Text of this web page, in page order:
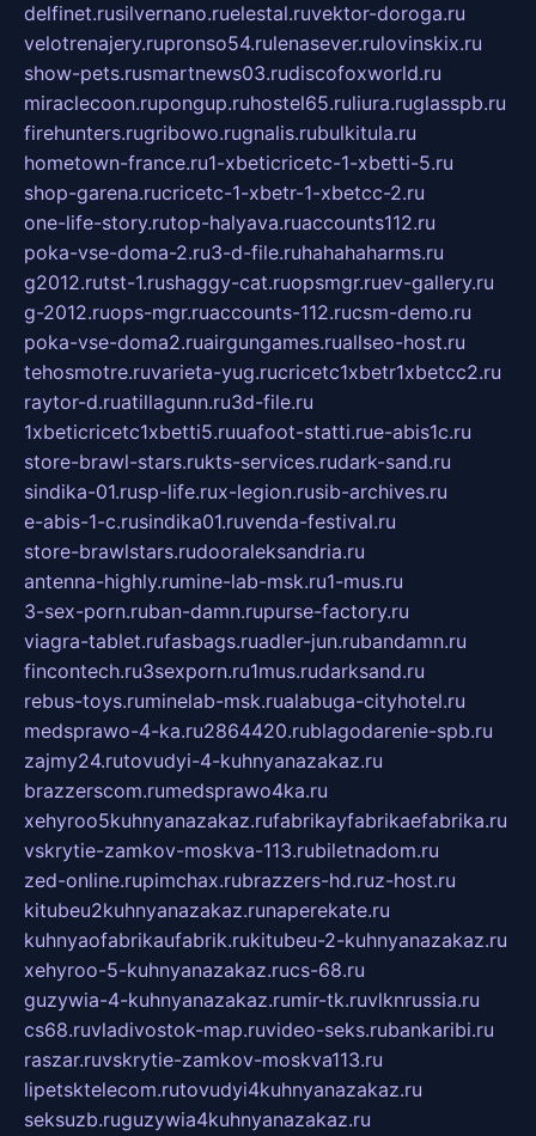
delfinet.rusilvernano.ruelestal.ruvektor-doroga.ru
velotrenajery.rupronso54.rulenasever.rulovinskix.ru
show-pets.rusmartnews03.rudiscofoxworld.ru
miraclecoon.rupongup.ruhostel65.ruliura.ruglasspb.ru
firehunters.rugribowo.rugnalis.rubulkitula.ru
hometown-france.ru1-xbeticricetc-1-xbetti-5.ru
shop-garena.rucricetc-1-xbetr-1-xbetcc-2.ru
one-life-story.rutop-halyava.ruaccounts112.ru
poka-vse-doma-2.ru3-d-file.ruhahahaharms.ru
g2012.rutst-1.rushaggy-cat.ruopsmgr.ruev-gallery.ru
g-2012.ruops-mgr.ruaccounts-112.rucsm-demo.ru
poka-vse-doma2.ruairgungames.ruallseo-host.ru
tehosmotre.ruvarieta-yug.rucricetc1xbetr1xbetcc2.ru
raytor-d.ruatillagunn.ru3d-file.ru
1xbeticricetc1xbetti5.ruuafoot-statti.rue-abis1c.ru
store-brawl-stars.rukts-services.rudark-sand.ru
sindika-01.rusp-life.rux-legion.rusib-archives.ru
e-abis-1-c.rusindika01.ruvenda-festival.ru
store-brawlstars.rudooraleksandria.ru
antenna-highly.rumine-lab-msk.ru1-mus.ru
3-sex-porn.ruban-damn.rupurse-factory.ru
viagra-tablet.rufasbags.ruadler-jun.rubandamn.ru
fincontech.ru3sexporn.ru1mus.rudarksand.ru
rebus-toys.ruminelab-msk.rualabuga-cityhotel.ru
medsprawo-4-ka.ru2864420.rublagodarenie-spb.ru
zajmy24.rutovudyi-4-kuhnyanazakaz.ru
brazzerscom.rumedsprawo4ka.ru
xehyroo5kuhnyanazakaz.rufabrikayfabrikaefabrika.ru
vskrytie-zamkov-moskva-113.rubiletnadom.ru
zed-online.rupimchax.rubrazzers-hd.ruz-host.ru
kitubeu2kuhnyanazakaz.runaperekate.ru
kuhnyaofabrikaufabrik.rukitubeu-2-kuhnyanazakaz.ru
xehyroo-5-kuhnyanazakaz.rucs-68.ru
guzywia-4-kuhnyanazakaz.rumir-tk.ruvlknrussia.ru
cs68.ruvladivostok-map.ruvideo-seks.rubankaribi.ru
raszar.ruvskrytie-zamkov-moskva113.ru
lipetsktelecom.rutovudyi4kuhnyanazakaz.ru
seksuzb.ruguzywia4kuhnyanazakaz.ru